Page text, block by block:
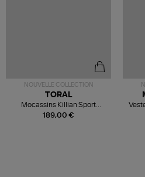
NOUVELLE COLLECTION
189,00 €
TORAL
Mocassins Killian Sport
Mousse